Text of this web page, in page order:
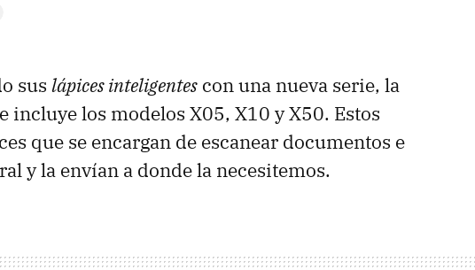
sus lápices inteligentes con una nueva serie, la
incluye los modelos X05, X10 y X50. Estos
que se encargan de escanear documentos e
y la envían a donde la necesitemos.